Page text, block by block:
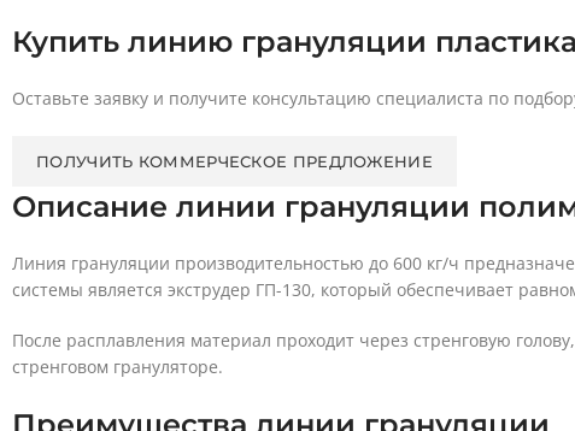
Купить линию грануляции пластика
Оставьте заявку и получите консультацию специалиста по
ПОЛУЧИТЬ КОММЕРЧЕСКОЕ ПРЕДЛОЖЕНИЕ
Описание линии грануляции
Линия грануляции производительностью до 600 кг/ч
системы является экструдер ГП-130, который обеспечивает
После расплавления материал проходит через стренговую
стренговом грануляторе.